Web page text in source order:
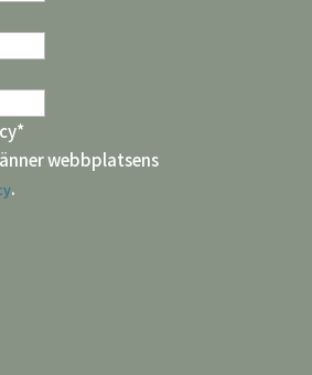
*
webbplatsens
.